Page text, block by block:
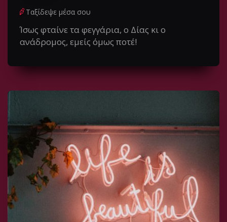
Ταξίδεψε μέσα σου
Ίσως φταίνε τα φεγγάρια, ο Δίας κι ο
ανάδρομος, εμείς όμως ποτέ!